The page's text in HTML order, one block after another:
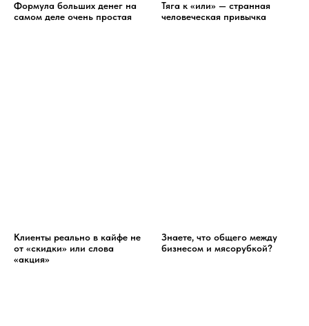
Формула больших денег на
самом деле очень простая
Тяга к «или» — странная
человеческая привычка
Клиенты реально в кайфе не
от «скидки» или слова
«акция»
Знаете, что общего между
бизнесом и мясорубкой?